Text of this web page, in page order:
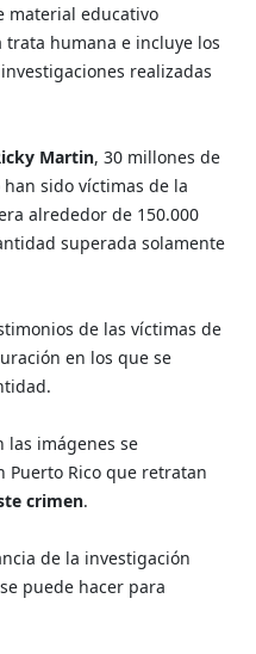
material educativo
humana e incluye los
realizadas
Martin, 30 millones de
sido víctimas de la
alrededor de 150.000
superada solamente
de las víctimas de
en los que se
las imágenes se
Puerto Rico que retratan
crimen.
de la investigación
puede hacer para